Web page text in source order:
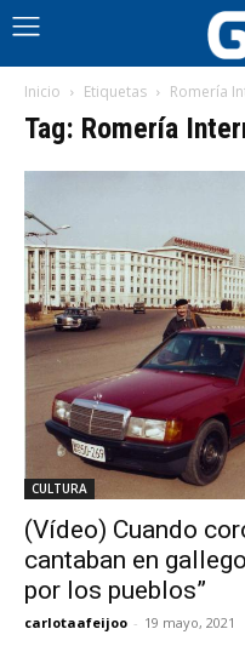
Inicio Etiquetas Romería
Tag: Romería
CULTURA
(Vídeo) Cuando
cantaban en
por los pueblos”
carlotaafeijoo - 19 mayo, 2021